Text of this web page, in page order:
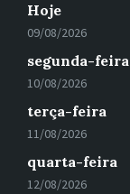
Hoje
09/08/2026
segunda-feira
10/08/2026
terça-feira
11/08/2026
quarta-feira
12/08/2026